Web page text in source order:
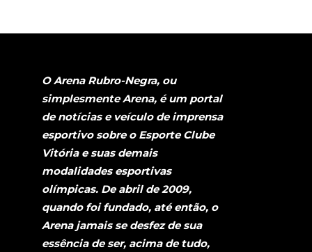
O Arena Rubro-Negra, ou
simplesmente Arena, é um portal
de notícias e veículo de imprensa
esportivo sobre o Esporte Clube
Vitória e suas demais
modalidades esportivas
olímpicas. De abril de 2009,
quando foi fundado, até então, o
Arena jamais se desfez de sua
essência de ser, acima de tudo,